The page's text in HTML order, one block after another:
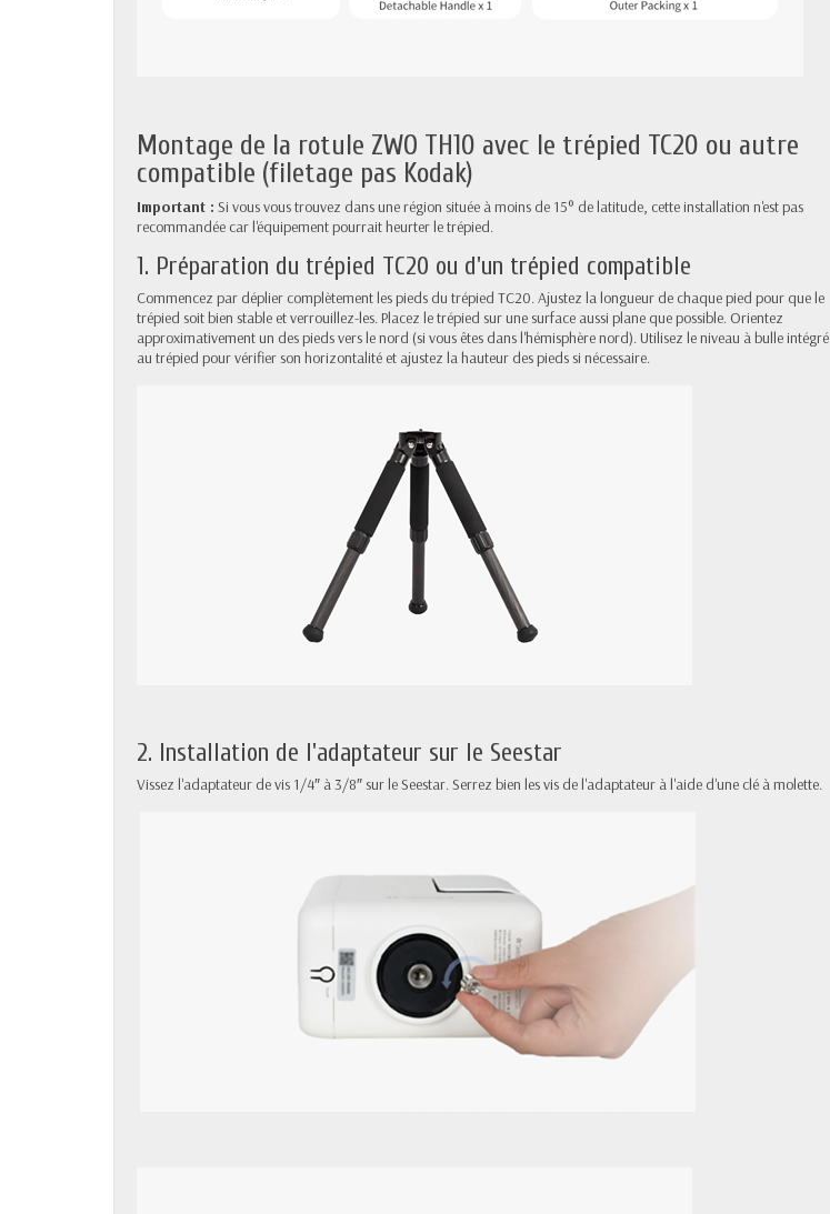
Montage de la rotule ZWO TH10 avec le trépied TC20 ou autre
compatible (filetage pas Kodak)
Important : Si vous vous trouvez dans une région située à moins de 15° de latitude, cette installation n'est pas
recommandée car l'équipement pourrait heurter le trépied.
1. Préparation du trépied TC20 ou d'un trépied compatible
Commencez par déplier complètement les pieds du trépied TC20. Ajustez la longueur de chaque pied pour que le
trépied soit bien stable et verrouillez-les. Placez le trépied sur une surface aussi plane que possible. Orientez
approximativement un des pieds vers le nord (si vous êtes dans l'hémisphère nord). Utilisez le niveau à bulle intégré
au trépied pour vérifier son horizontalité et ajustez la hauteur des pieds si nécessaire.
2. Installation de l'adaptateur sur le Seestar
Vissez l'adaptateur de vis 1/4″ à 3/8″ sur le Seestar. Serrez bien les vis de l'adaptateur à l'aide d'une clé à molette.